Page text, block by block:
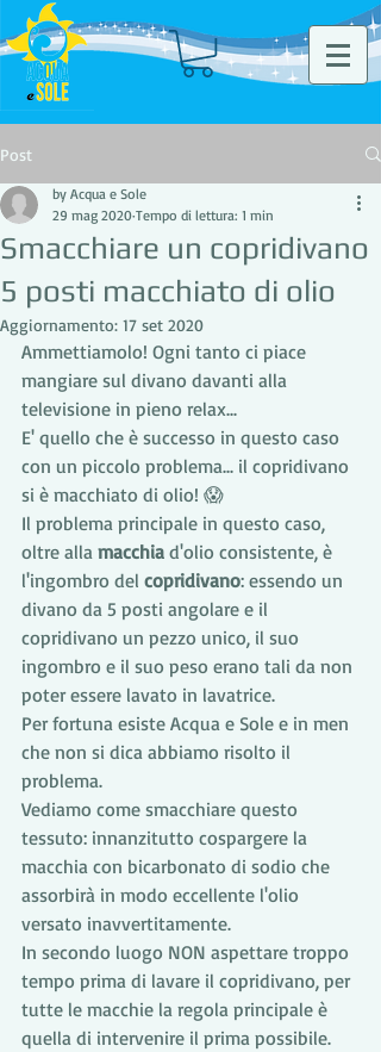
Post
Smacchiare un copridivano
5 posti macchiato di olio
by Acqua e Sole
29 mag 2020 Tempo di lettura: 1 min
Aggiornamento: 17 set 2020
Ammettiamolo! Ogni tanto ci piace
mangiare sul divano davanti alla
televisione in pieno relax...
E' quello che è successo in questo caso
con un piccolo problema... il copridivano
si è macchiato di olio! 😱
Il problema principale in questo caso,
oltre alla macchia d'olio consistente, è
l'ingombro del copridivano: essendo un
divano da 5 posti angolare e il
copridivano un pezzo unico, il suo
ingombro e il suo peso erano tali da non
poter essere lavato in lavatrice.
Per fortuna esiste Acqua e Sole e in men
che non si dica abbiamo risolto il
problema.
Vediamo come smacchiare questo
tessuto: innanzitutto cospargere la
macchia con bicarbonato di sodio che
assorbirà in modo eccellente l'olio
versato inavvertitamente.
In secondo luogo NON aspettare troppo
tempo prima di lavare il copridivano, per
tutte le macchie la regola principale è
quella di intervenire il prima possibile.